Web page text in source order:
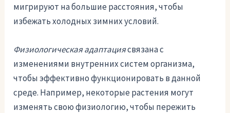
мигрируют на большие расстояния, чтобы
избежать холодных зимних условий.
Физиологическая адаптациясвязана с
изменениями внутренних систем организма,
чтобы эффективно функционировать в данной
среде. Например, некоторые растения могут
изменять свою физиологию, чтобы пережить